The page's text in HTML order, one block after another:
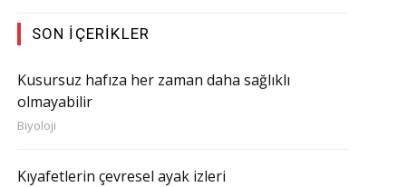
SON İÇERIKLER
Kusursuz hafıza her zaman daha sağlıklı
olmayabilir
Biyoloji
Kıyafetlerin çevresel ayak izleri